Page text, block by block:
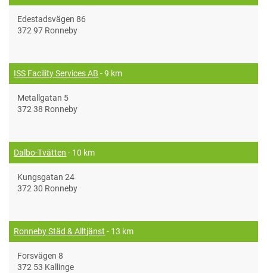
Edestadsvägen 86
372 97 Ronneby
ISS Facility Services AB - 9 km
Metallgatan 5
372 38 Ronneby
Dalbo-Tvätten - 10 km
Kungsgatan 24
372 30 Ronneby
Ronneby Städ & Alltjänst - 13 km
Forsvägen 8
372 53 Kallinge